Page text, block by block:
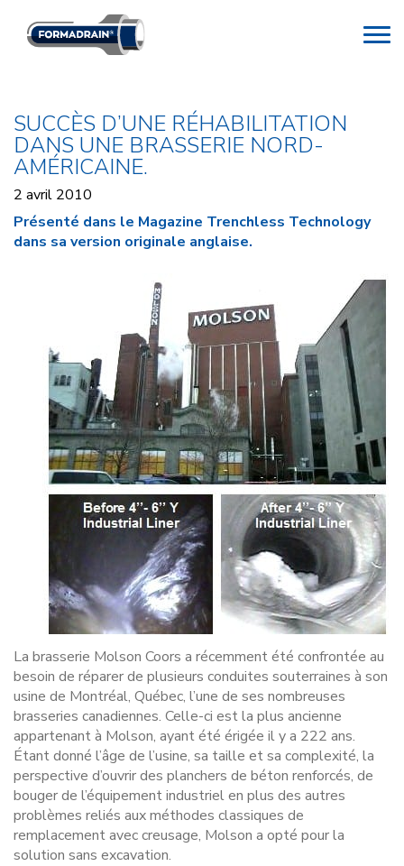
SUCCÈS D’UNE RÉHABILITATION
DANS UNE BRASSERIE NORD-
AMÉRICAINE.
2 avril 2010
Présenté dans le Magazine Trenchless Technology
dans sa version originale anglaise.
La brasserie Molson Coors a récemment été confrontée au
besoin de réparer de plusieurs conduites souterraines à son
usine de Montréal, Québec, l’une de ses nombreuses
brasseries canadiennes. Celle-ci est la plus ancienne
appartenant à Molson, ayant été érigée il y a 222 ans.
Étant donné l’âge de l’usine, sa taille et sa complexité, la
perspective d’ouvrir des planchers de béton renforcés, de
bouger de l’équipement industriel en plus des autres
problèmes reliés aux méthodes classiques de
remplacement avec creusage, Molson a opté pour la
solution sans excavation.